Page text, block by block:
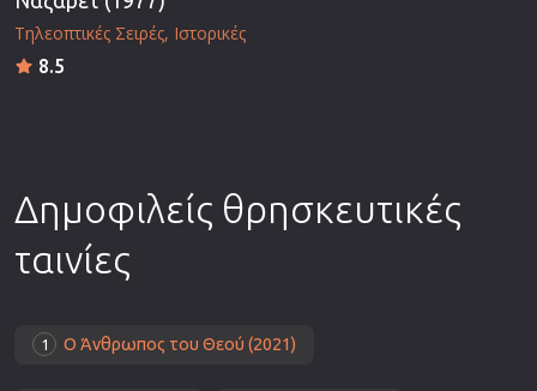
Τηλεοπτικές Σειρές Ιστορικές
8.5
Δημοφιλείς θρησκευτικές
ταινίες
1 Ο Άνθρωπος του Θεού (2021)